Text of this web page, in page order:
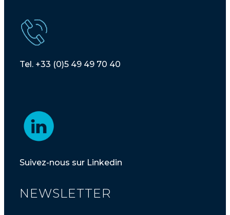
Tel. +33 (0)5 49 49 70 40
Suivez-nous sur Linkedin
NEWSLETTER